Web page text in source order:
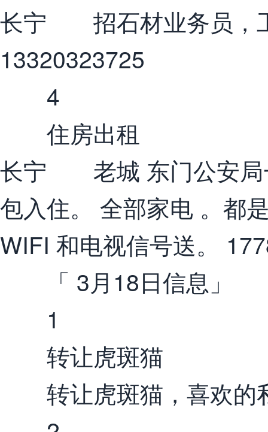
长宁 招石材业务员，
13320323725
4
住房出租
长宁 老城 东门公安局
包入住。 全部家电 。都
WIFI 和电视信号送。
「 3月18日信息」
1
转让虎斑猫
转让虎斑猫，喜欢的